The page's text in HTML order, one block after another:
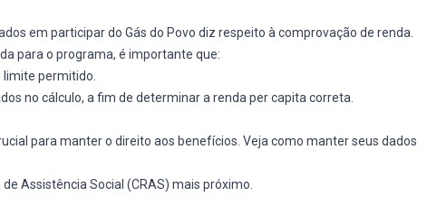
em participar do Gás do Povo diz respeito à comprovação de renda.
para o programa, é importante que:
permitido.
no cálculo, a fim de determinar a renda per capita correta.
para manter o direito aos benefícios. Veja como manter seus dados
Assistência Social (CRAS) mais próximo.